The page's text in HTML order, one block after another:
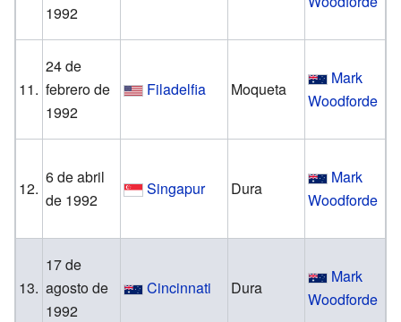
1992
11.
24 de
febrero de
1992
Filadelfia Moqueta
Mark
Woodforde
12.
6 de abril
de 1992
Singapur Dura
Mark
Woodforde
13.
17 de
agosto de
1992
Cincinnati Dura
Mark
Woodforde